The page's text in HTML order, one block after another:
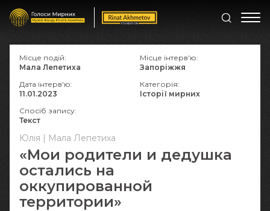
Юлія | Мала Лепетиха
«Мои родители и дедушка
остались на
оккупированной
территории»
Місце подій:
Мала Лепетиха
Місце інтерв'ю:
Запоріжжя
Дата інтерв'ю:
11.01.2023
Категорія:
Історії мирних
Спосіб запису:
Текст